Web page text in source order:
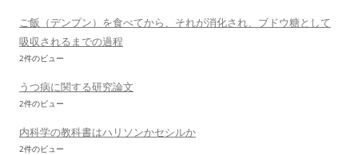
ご飯（デンプン）を食べてから、それが消化され、ブドウ糖として
吸収されるまでの過程
2件のビュー
うつ病に関する研究論文
2件のビュー
内科学の教科書はハリソンかセシルか
2件のビュー